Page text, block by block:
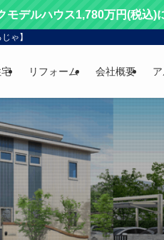
モデルハウス1,780万円(税込)
ゃ】
リフォーム 会社概要